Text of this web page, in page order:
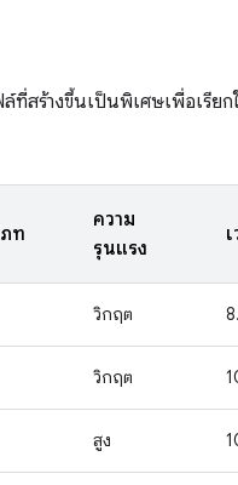
ที่สร้างขึ้นเป็นพิเศษเพื่อเรีย
ท
ความ
รุนแรง
วิกฤต
วิกฤต
สูง